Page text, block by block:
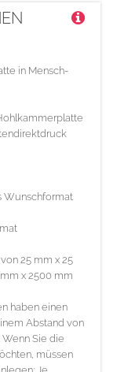
in Mensch-
Wunschformat
25 mm x 25
x 2500 mm
haben einen
Abstand von
Sie die
müssen